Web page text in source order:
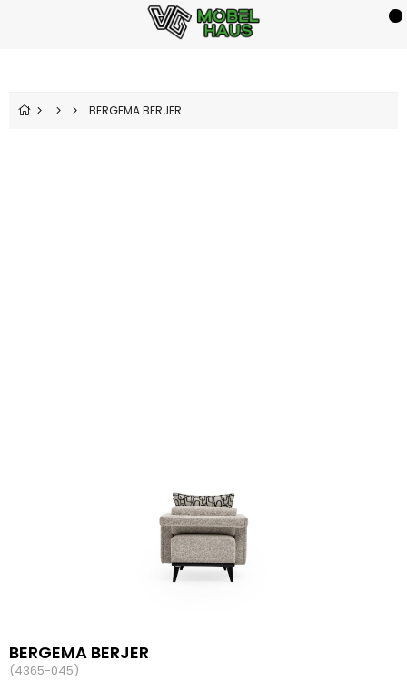
BERGEMA BERJER
BERGEMA BERJER
(4365-045)